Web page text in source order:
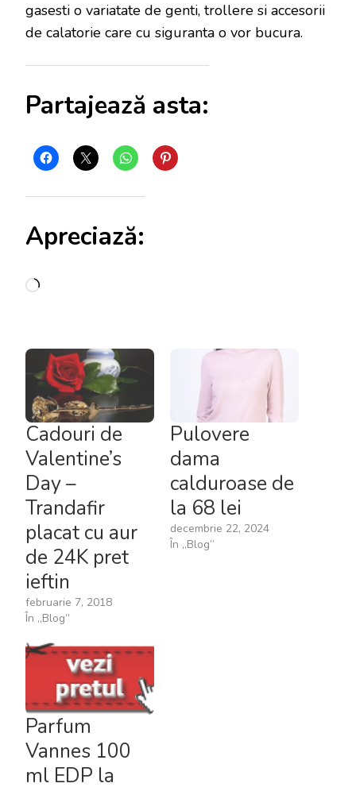
gasesti o variatate de genti, trollere si accesorii
de calatorie care cu siguranta o vor bucura.
Partajează asta:
Apreciază:
Încarc...
Cadouri de
Valentine’s
Day –
Trandafir
placat cu aur
de 24K pret
ieftin
februarie 7, 2018
În „Blog”
Pulovere
dama
calduroase de
la 68 lei
decembrie 22, 2024
În „Blog”
Parfum
Vannes 100
ml EDP la